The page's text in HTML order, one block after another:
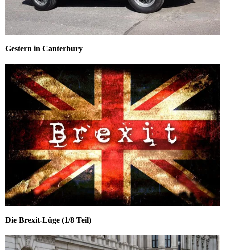
Gestern in Canterbury
Die Brexit-Lüge (1/8 Teil)